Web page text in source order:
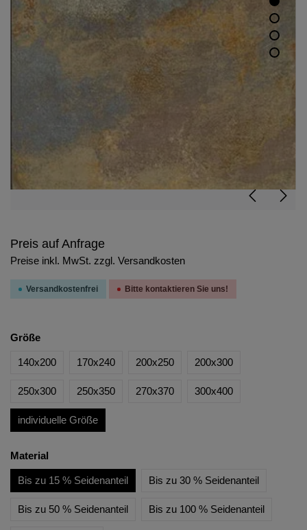
Preis auf Anfrage
Preise inkl. MwSt. zzgl. Versandkosten
Versandkostenfrei Bitte kontaktieren Sie uns!
Größe
140x200 170x240 200x250 200x300
250x300 250x350 270x370 300x400
individuelle Größe
Material
Bis zu 15 % Seidenanteil Bis zu 30 % Seidenanteil
Bis zu 50 % Seidenanteil Bis zu 100 % Seidenanteil